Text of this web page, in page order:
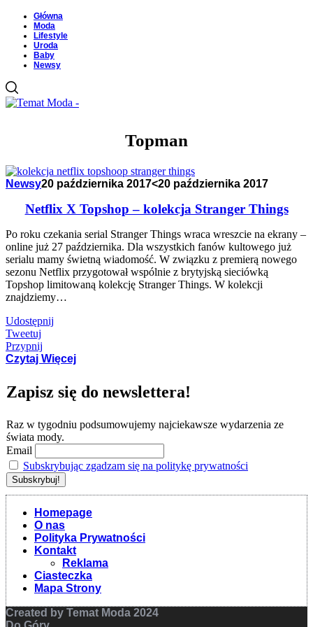
Główna
Moda
Lifestyle
Uroda
Baby
Newsy
Topman
Newsy20 października 2017<20 października 2017
Netflix X Topshop – kolekcja Stranger Things
Po roku czekania serial Stranger Things wraca wreszcie na ekrany –
online już 27 października. Dla wszystkich fanów kultowego już
serialu mamy świetną wiadomość. W związku z premierą nowego
sezonu Netflix przygotował wspólnie z brytyjską sieciówką
Topshop limitowaną kolekcję Stranger Things. W kolekcji
znajdziemy…
Udostępnij
Tweetuj
Przypnij
Czytaj Więcej
Zapisz się do newslettera!
Raz w tygodniu podsumowujemy najciekawsze wydarzenia ze
świata mody.
Email
Subskrybując zgadzam się na politykę prywatności
Homepage
O nas
Polityka Prywatności
Kontakt
Reklama
Ciasteczka
Mapa Strony
Created by Temat Moda 2024